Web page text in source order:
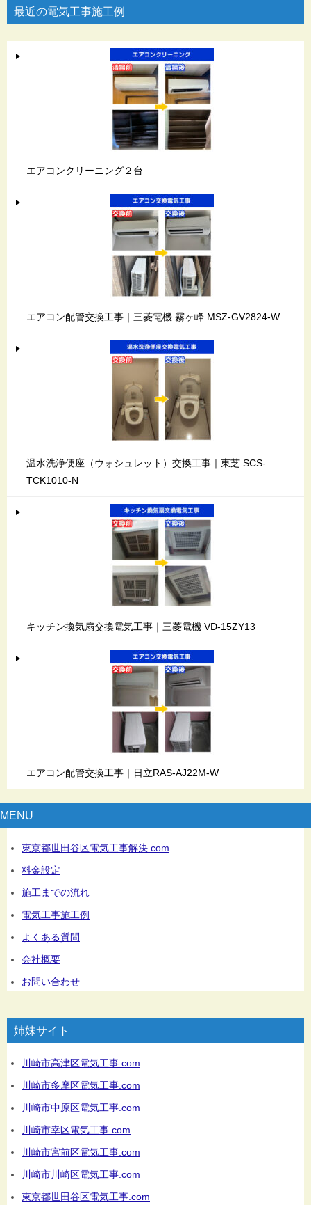
ビ
ゲ
ー
シ
最近の電気工事施工例
エアコンクリーニング２台
エアコン配管交換工事｜三菱電機 霧ヶ峰 MSZ-GV2824-W
温水洗浄便座（ウォシュレット）交換工事｜東芝 SCS-
TCK1010-N
キッチン換気扇交換電気工事｜三菱電機 VD-15ZY13
エアコン配管交換工事｜日立RAS-AJ22M-W
MENU
東京都世田谷区電気工事解決.com
料金設定
施工までの流れ
電気工事施工例
よくある質問
会社概要
お問い合わせ
姉妹サイト
川崎市高津区電気工事.com
川崎市多摩区電気工事.com
川崎市中原区電気工事.com
川崎市幸区電気工事.com
川崎市宮前区電気工事.com
川崎市川崎区電気工事.com
東京都世田谷区電気工事.com